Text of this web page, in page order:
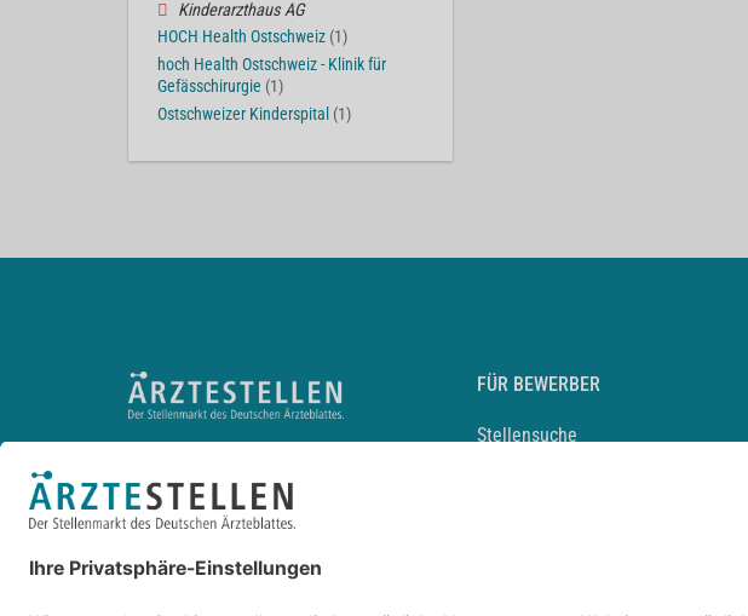
Kinderarzthaus AG
HOCH Health Ostschweiz (1)
hoch Health Ostschweiz - Klinik für
Gefässchirurgie (1)
Ostschweizer Kinderspital (1)
FÜR BEWERBER
Stellensuche
Durchsuchen Sie den Stellenkatalog